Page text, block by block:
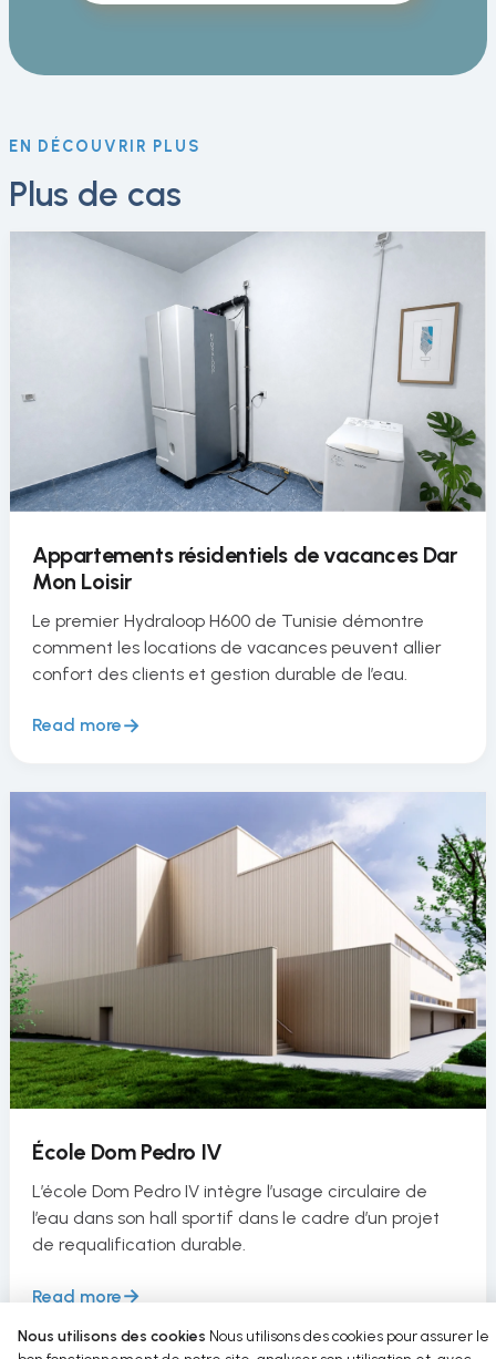
EN DÉCOUVRIR PLUS
Plus de cas
Appartements résidentiels de vacances Dar
Mon Loisir
Le premier Hydraloop H600 de Tunisie démontre
comment les locations de vacances peuvent allier
confort des clients et gestion durable de l’eau.
Read more
École Dom Pedro IV
L’école Dom Pedro IV intègre l’usage circulaire de
l’eau dans son hall sportif dans le cadre d’un projet
de requalification durable.
Read more
Nous utilisons des cookies Nous utilisons des cookies pour assurer le